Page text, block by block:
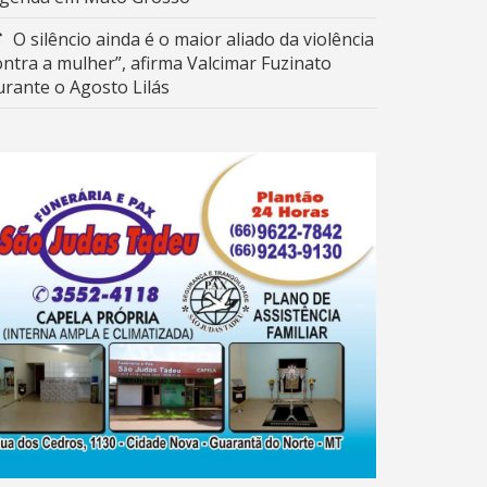
O silêncio ainda é o maior aliado da violência
a mulher”, afirma Valcimar Fuzinato
o Agosto Lilás